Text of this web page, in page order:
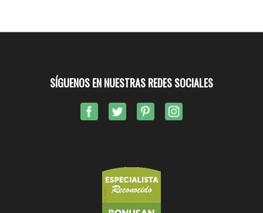
SÍGUENOS EN NUESTRAS REDES SOCIALES